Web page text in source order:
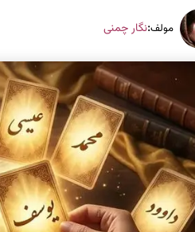
مولف:نگار چمنی